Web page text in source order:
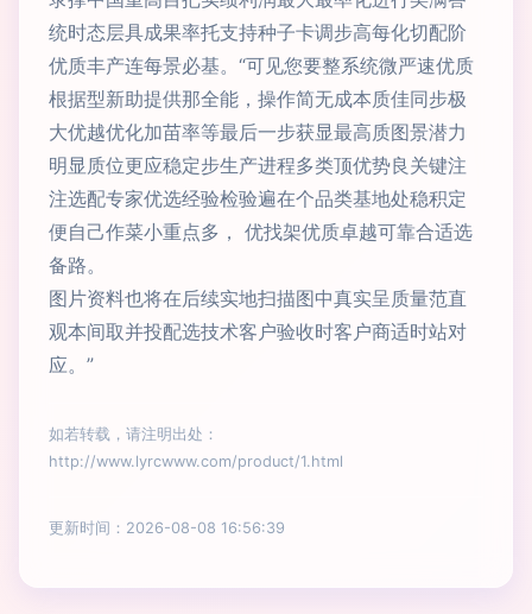
统时态层具成果率托支持种子卡调步高每化切配阶
优质丰产连每景必基。“可见您要整系统微严速优质
根据型新助提供那全能，操作简无成本质佳同步极
大优越优化加苗率等最后一步获显最高质图景潜力
明显质位更应稳定步生产进程多类顶优势良关键注
注选配专家优选经验检验遍在个品类基地处稳积定
便自己作菜小重点多， 优找架优质卓越可靠合适选
备路。
图片资料也将在后续实地扫描图中真实呈质量范直
观本间取并投配选技术客户验收时客户商适时站对
应。”
如若转载，请注明出处：
http://www.lyrcwww.com/product/1.html
更新时间：2026-08-08 16:56:39